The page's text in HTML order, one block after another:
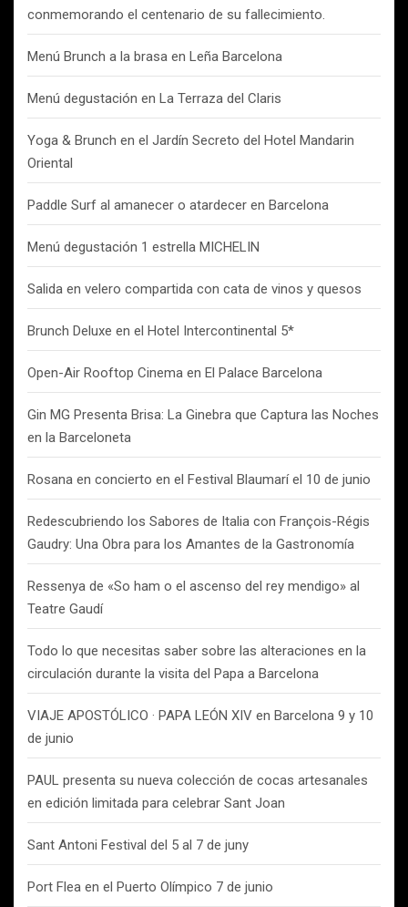
conmemorando el centenario de su fallecimiento.
Menú Brunch a la brasa en Leña Barcelona
Menú degustación en La Terraza del Claris
Yoga & Brunch en el Jardín Secreto del Hotel Mandarin
Oriental
Paddle Surf al amanecer o atardecer en Barcelona
Menú degustación 1 estrella MICHELIN
Salida en velero compartida con cata de vinos y quesos
Brunch Deluxe en el Hotel Intercontinental 5*
Open-Air Rooftop Cinema en El Palace Barcelona
Gin MG Presenta Brisa: La Ginebra que Captura las Noches
en la Barceloneta
Rosana en concierto en el Festival Blaumarí el 10 de junio
Redescubriendo los Sabores de Italia con François-Régis
Gaudry: Una Obra para los Amantes de la Gastronomía
Ressenya de «So ham o el ascenso del rey mendigo» al
Teatre Gaudí
Todo lo que necesitas saber sobre las alteraciones en la
circulación durante la visita del Papa a Barcelona
VIAJE APOSTÓLICO · PAPA LEÓN XIV en Barcelona 9 y 10
de junio
PAUL presenta su nueva colección de cocas artesanales
en edición limitada para celebrar Sant Joan
Sant Antoni Festival del 5 al 7 de juny
Port Flea en el Puerto Olímpico 7 de junio